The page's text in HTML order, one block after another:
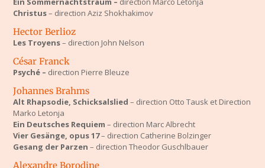
Christus– direction Aziz Shokhakimov
Hector Berlioz
Les Troyens– direction John Nelson
César Franck
Psyché – direction Pierre Bleuze
Johannes Brahms
Alt Rhapsodie, Schicksalslied – direction Otto Tausk et Direction
Marko Letonja
Ein Deutsches Requiem – direction Marc Albrecht
Vier Gesänge, opus 17– direction Catherine Bolzinger
Gesang der Parzen – direction Theodor Guschlbauer
Alexandre Borodine